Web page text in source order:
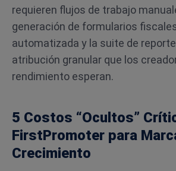
requieren flujos de trabajo
generación de formularios
automatizada y la suite de
atribución granular que los
rendimiento esperan.
5 Costos “Ocultos”
FirstPromoter para
Crecimiento